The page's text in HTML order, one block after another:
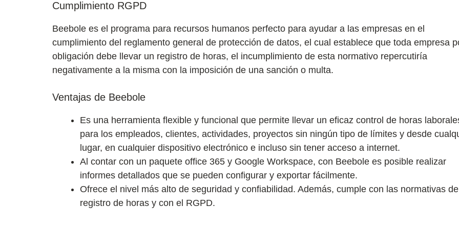
Cumplimiento RGPD
Beebole es el programa para recursos humanos perfecto para ayudar a las empresas en el
cumplimiento del reglamento general de protección de datos, el cual establece que toda empresa
obligación debe llevar un registro de horas, el incumplimiento de esta normativo repercutiría
negativamente a la misma con la imposición de una sanción o multa.
Ventajas de Beebole
Es una herramienta flexible y funcional que permite llevar un eficaz control de horas
para los empleados, clientes, actividades, proyectos sin ningún tipo de límites y desde
lugar, en cualquier dispositivo electrónico e incluso sin tener acceso a internet.
Al contar con un paquete office 365 y Google Workspace, con Beebole es posible realizar
informes detallados que se pueden configurar y exportar fácilmente.
Ofrece el nivel más alto de seguridad y confiabilidad. Además, cumple con las normativas de
registro de horas y con el RGPD.